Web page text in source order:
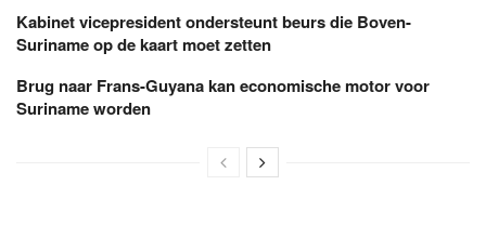
Kabinet vicepresident ondersteunt beurs die Boven-
Suriname op de kaart moet zetten
Brug naar Frans-Guyana kan economische motor voor
Suriname worden